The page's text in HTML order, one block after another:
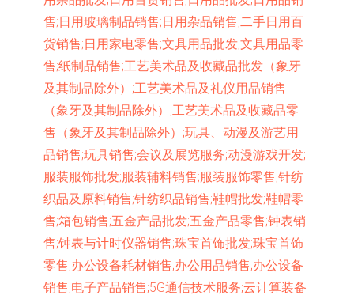
售;日用玻璃制品销售;日用杂品销售;二手日用百
货销售;日用家电零售;文具用品批发;文具用品零
售;纸制品销售;工艺美术品及收藏品批发（象牙
及其制品除外）;工艺美术品及礼仪用品销售
（象牙及其制品除外）;工艺美术品及收藏品零
售（象牙及其制品除外）;玩具、动漫及游艺用
品销售;玩具销售;会议及展览服务;动漫游戏开发;
服装服饰批发;服装辅料销售;服装服饰零售;针纺
织品及原料销售;针纺织品销售;鞋帽批发;鞋帽零
售;箱包销售;五金产品批发;五金产品零售;钟表销
售;钟表与计时仪器销售;珠宝首饰批发;珠宝首饰
零售;办公设备耗材销售;办公用品销售;办公设备
销售;电子产品销售;5G通信技术服务;云计算装备